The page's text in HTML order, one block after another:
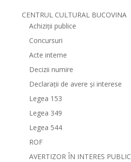
CENTRUL CULTURAL BUCOVINA
Achiziții publice
Concursuri
Acte interne
Decizii numire
Declarații de avere și interese
Legea 153
Legea 349
Legea 544
ROF
AVERTIZOR ÎN INTERES PUBLIC